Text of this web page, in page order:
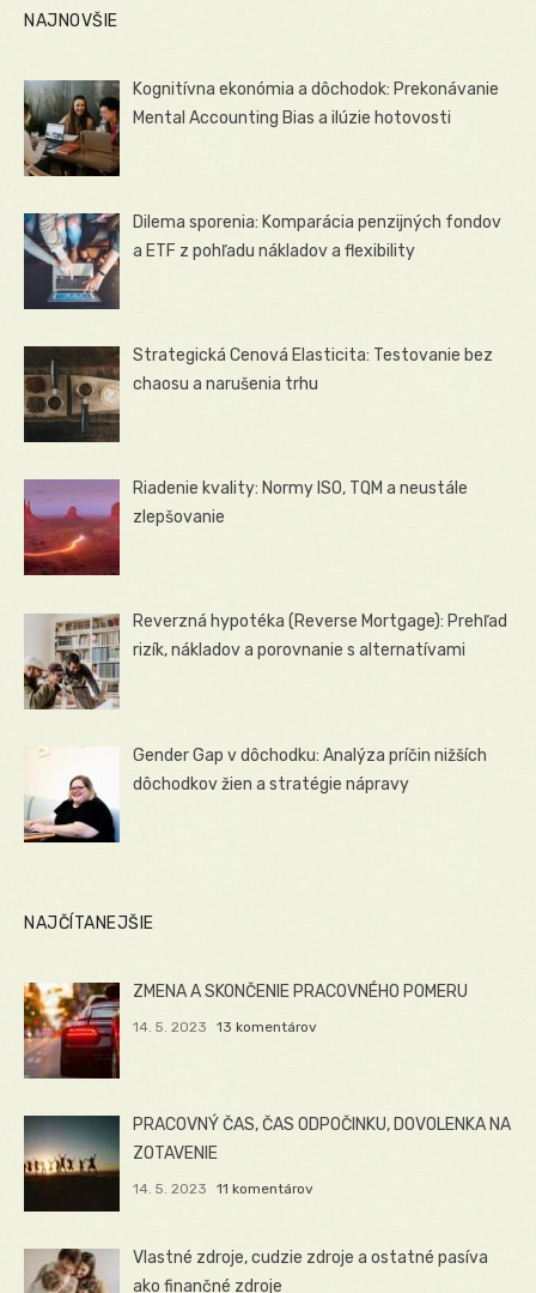
NAJNOVŠIE
Kognitívna ekonómia a dôchodok: Prekonávanie
Mental Accounting Bias a ilúzie hotovosti
Dilema sporenia: Komparácia penzijných fondov
a ETF z pohľadu nákladov a flexibility
Strategická Cenová Elasticita: Testovanie bez
chaosu a narušenia trhu
Riadenie kvality: Normy ISO, TQM a neustále
zlepšovanie
Reverzná hypotéka (Reverse Mortgage): Prehľad
rizík, nákladov a porovnanie s alternatívami
Gender Gap v dôchodku: Analýza príčin nižších
dôchodkov žien a stratégie nápravy
NAJČÍTANEJŠIE
ZMENA A SKONČENIE PRACOVNÉHO POMERU
14. 5. 2023 13 komentárov
PRACOVNÝ ČAS, ČAS ODPOČINKU, DOVOLENKA NA
ZOTAVENIE
14. 5. 2023 11 komentárov
Vlastné zdroje, cudzie zdroje a ostatné pasíva
ako finančné zdroje